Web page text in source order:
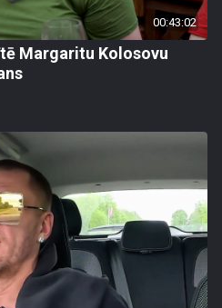
00:43:02
Margaritu Kolosovu